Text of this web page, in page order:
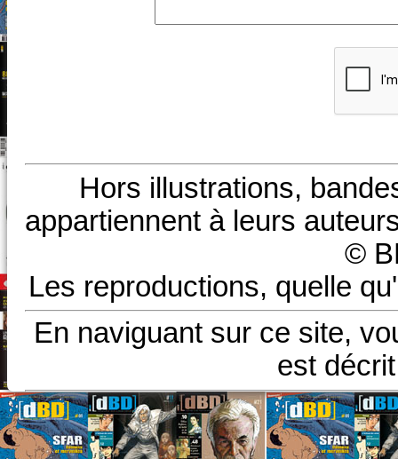
Hors illustrations,
appartiennent à leurs
©
Les reproductions, quelle
En naviguant sur ce site,
est